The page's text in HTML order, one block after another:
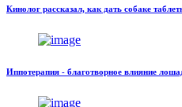
Кинолог рассказал, как дать собаке
Иппотерапия - благотворное влияние